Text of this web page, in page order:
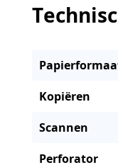
Kopiëren
Scannen
Perforator